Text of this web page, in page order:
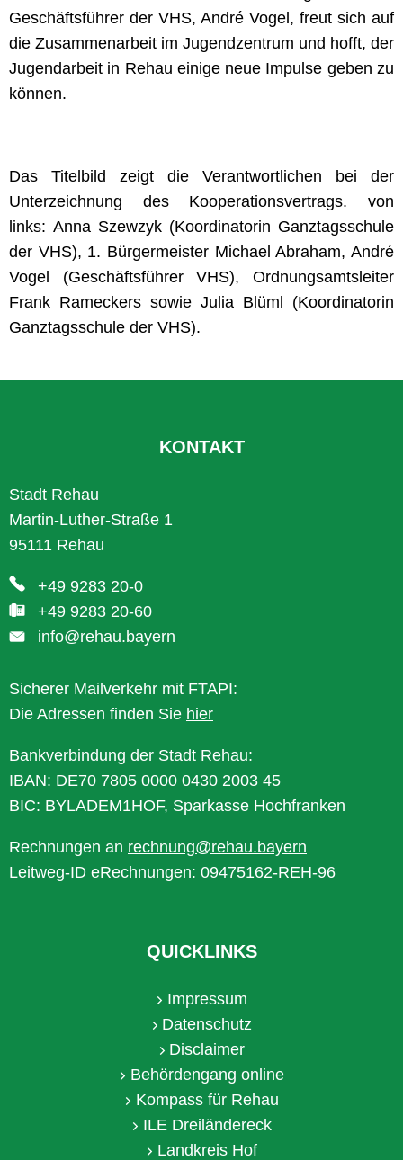
Geschäftsführer der VHS, André Vogel, freut sich auf
die Zusammenarbeit im Jugendzentrum und hofft, der
Jugendarbeit in Rehau einige neue Impulse geben zu
können.
Das Titelbild zeigt die Verantwortlichen bei der
Unterzeichnung des Kooperationsvertrags. von
links: Anna Szewzyk (Koordinatorin Ganztagsschule
der VHS), 1. Bürgermeister Michael Abraham, André
Vogel (Geschäftsführer VHS), Ordnungsamtsleiter
Frank Rameckers sowie Julia Blüml (Koordinatorin
Ganztagsschule der VHS).
KONTAKT
Stadt Rehau
Martin-Luther-Straße 1
95111 Rehau
+49 9283 20-0
+49 9283 20-60
info@rehau.bayern
Sicherer Mailverkehr mit FTAPI:
Die Adressen finden Sie hier
Bankverbindung der Stadt Rehau:
IBAN: DE70 7805 0000 0430 2003 45
BIC: BYLADEM1HOF, Sparkasse Hochfranken
Rechnungen an rechnung@rehau.bayern
Leitweg-ID eRechnungen: 09475162-REH-96
QUICKLINKS
Impressum
Datenschutz
Disclaimer
Behördengang online
Kompass für Rehau
ILE Dreiländereck
Landkreis Hof